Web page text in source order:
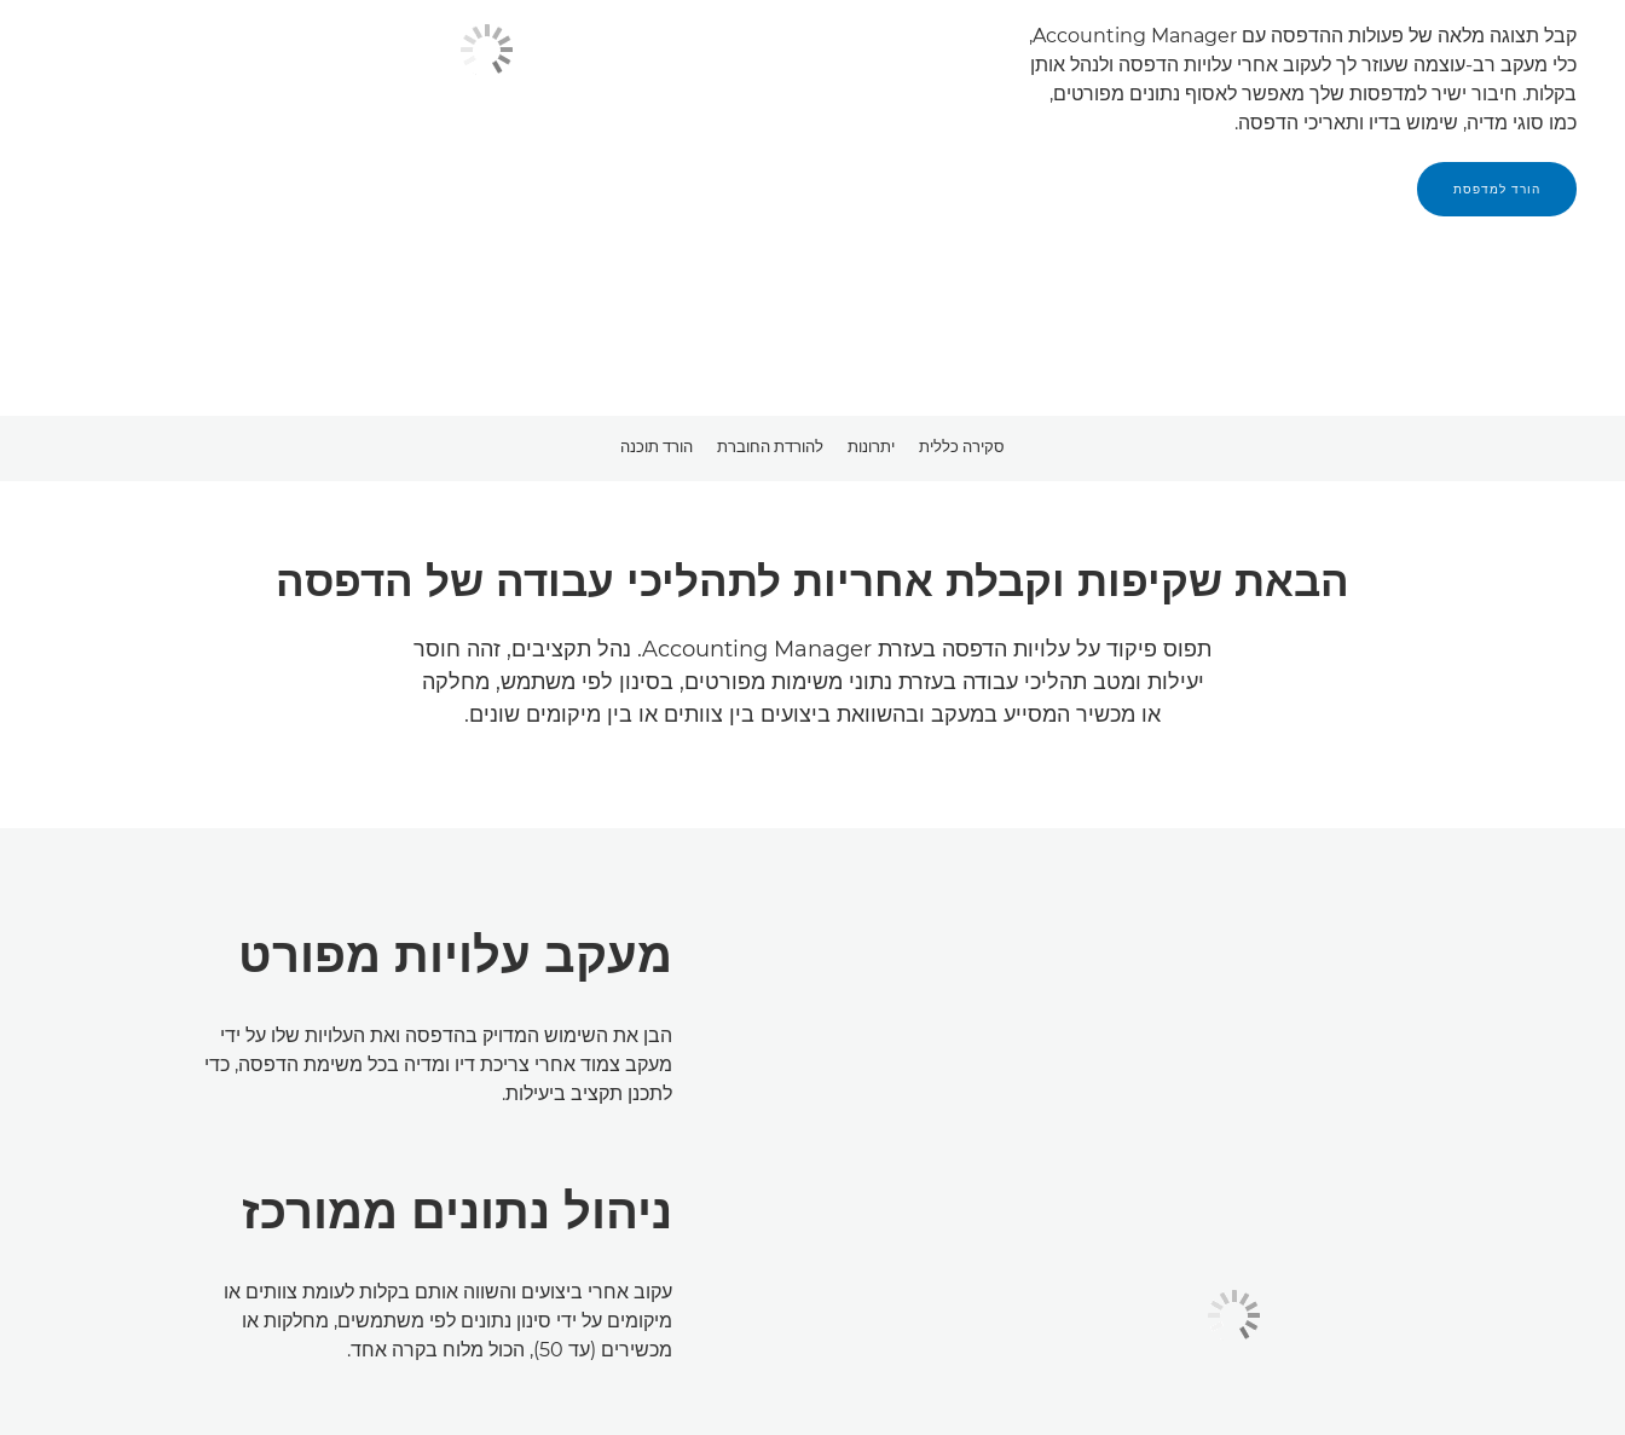
קבל תצוגה מלאה של פעולות ההדפסה עם Accounting Manager,
כלי מעקב רב-עוצמה שעוזר לך לעקוב אחרי עלויות הדפסה ולנהל אותן
בקלות. חיבור ישיר למדפסות שלך מאפשר לאסוף נתונים מפורטים,
כמו סוגי מדיה, שימוש בדיו ותאריכי הדפסה.
הורד למדפסת
סקירה כללית יתרונות להורדת החוברת הורד תוכנה
הבאת שקיפות וקבלת אחריות לתהליכי עבודה של הדפסה
תפוס פיקוד על עלויות הדפסה בעזרת Accounting Manager. נהל תקציבים, זהה חוסר
יעילות ומטב תהליכי עבודה בעזרת נתוני משימות מפורטים, בסינון לפי משתמש, מחלקה
או מכשיר המסייע במעקב ובהשוואת ביצועים בין צוותים או בין מיקומים שונים.
מעקב עלויות מפורט
הבן את השימוש המדויק בהדפסה ואת העלויות שלו על ידי
מעקב צמוד אחרי צריכת דיו ומדיה בכל משימת הדפסה, כדי
לתכנן תקציב ביעילות.
ניהול נתונים ממורכז
עקוב אחרי ביצועים והשווה אותם בקלות לעומת צוותים או
מיקומים על ידי סינון נתונים לפי משתמשים, מחלקות או
מכשירים (עד 50), הכול מלוח בקרה אחד.